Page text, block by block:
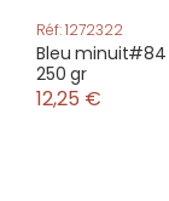
Réf: 1272322
Bleu minuit#84
250 gr
12,25 €